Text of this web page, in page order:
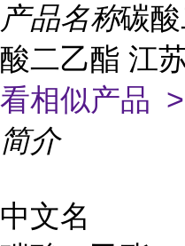
产品名称碳
酸二乙酯 江
看相似产品 >
简介
中文名